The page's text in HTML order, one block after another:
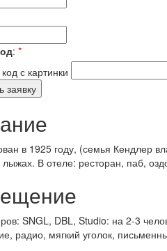
: *
в 1925 году, (семья Кендлер
В отеле: ресторан, паб,
SNGL, DBL, Studio: на 2-3
радио, мягкий уголок,